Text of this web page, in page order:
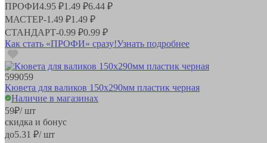
ПРОФИ4.95 ₽1.49 ₽6.44 ₽
МАСТЕР-1.49 ₽1.49 ₽
СТАНДАРТ-0.99 ₽0.99 ₽
Как стать «ПРОФИ» сразу!Узнать подробнее
599059
Кювета для валиков 150х290мм пластик черная
Наличие в магазинах
59₽/ шт
скидка и бонус
до5.31 ₽/ шт